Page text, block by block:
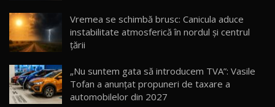
17
30:08
Noul Geely EX5 EM-i care a cucerit Moldova
Vremea se schimbă brusc: Canicula aduce
instabilitate atmosferică în nordul și centrul
țării
„Nu suntem gata să introducem TVA”: Vasile
Tofan a anunțat propuneri de taxare a
automobilelor din 2027